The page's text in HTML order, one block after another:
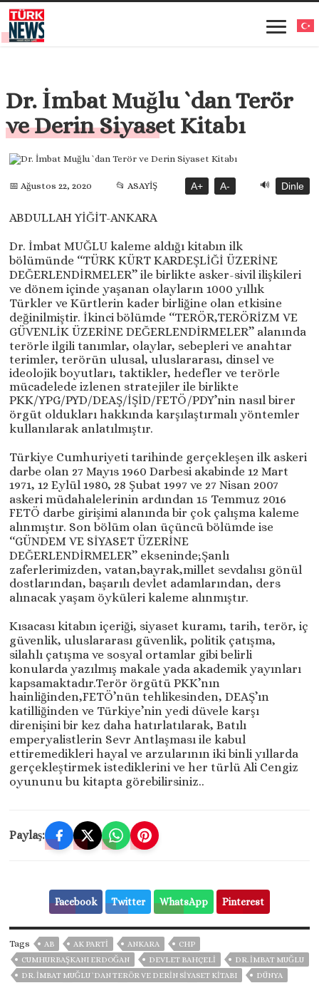
Dr. İmbat Muğlu `dan Terör
ve Derin Siyaset Kitabı
📅 Ağustos 22, 2020 📂 ASAYİŞ A+ A- 🔊 Dinle
ABDULLAH YİĞİT-ANKARA
Dr. İmbat MUĞLU kaleme aldığı kitabın ilk
bölümünde ‘‘TÜRK KÜRT KARDEŞLİĞİ ÜZERİNE
DEĞERLENDİRMELER’’ ile birlikte asker-sivil ilişkileri
ve dönem içinde yaşanan olayların 1000 yıllık
Türkler ve Kürtlerin kader birliğine olan etkisine
değinilmiştir. İkinci bölümde ‘‘TERÖR,TERÖRİZM VE
GÜVENLİK ÜZERİNE DEĞERLENDİRMELER’’ alanında
terörle ilgili tanımlar, olaylar, sebepleri ve anahtar
terimler, terörün ulusal, uluslararası, dinsel ve
ideolojik boyutları, taktikler, hedefler ve terörle
mücadelede izlenen stratejiler ile birlikte
PKK/YPG/PYD/DEAŞ/İŞİD/FETÖ/PDY’nin nasıl birer
örgüt oldukları hakkında karşılaştırmalı yöntemler
kullanılarak anlatılmıştır.
Türkiye Cumhuriyeti tarihinde gerçekleşen ilk askeri
darbe olan 27 Mayıs 1960 Darbesi akabinde 12 Mart
1971, 12 Eylül 1980, 28 Şubat 1997 ve 27 Nisan 2007
askeri müdahalelerinin ardından 15 Temmuz 2016
FETÖ darbe girişimi alanında bir çok çalışma kaleme
alınmıştır. Son bölüm olan üçüncü bölümde ise
‘‘GÜNDEM VE SİYASET ÜZERİNE
DEĞERLENDİRMELER’’ ekseninde;Şanlı
zaferlerimizden, vatan,bayrak,millet sevdalısı gönül
dostlarından, başarılı devlet adamlarından, ders
alınacak yaşam öyküleri kaleme alınmıştır.
Kısacası kitabın içeriği, siyaset kuramı, tarih, terör, iç
güvenlik, uluslararası güvenlik, politik çatışma,
silahlı çatışma ve sosyal ortamlar gibi belirli
konularda yazılmış makale yada akademik yayınları
kapsamaktadır.Terör örgütü PKK’nın
hainliğinden,FETÖ’nün tehlikesinden, DEAŞ’ın
katilliğinden ve Türkiye’nin yedi düvele karşı
direnişini bir kez daha hatırlatılarak, Batılı
emperyalistlerin Sevr Antlaşması ile kabul
ettiremedikleri hayal ve arzularının iki binli yıllarda
gerçekleştirmek istediklerini ve her türlü Ali Cengiz
oyununu bu kitapta görebilirsiniz..
Paylaş:
Facebook Twitter WhatsApp Pinterest
Tags AB AK PARTİ ANKARA
CHP
CUMHURBAŞKANI ERDOĞAN
DEVLET BAHÇELİ
DR. İMBAT MUĞLU
DR. İMBAT MUĞLU `DAN TERÖR VE DERIN SIYASET KITABI
DÜNYA